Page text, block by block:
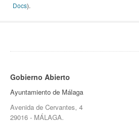
Docs).
Gobierno Abierto
Ayuntamiento de Málaga
Avenida de Cervantes, 4
29016 - MÁLAGA.